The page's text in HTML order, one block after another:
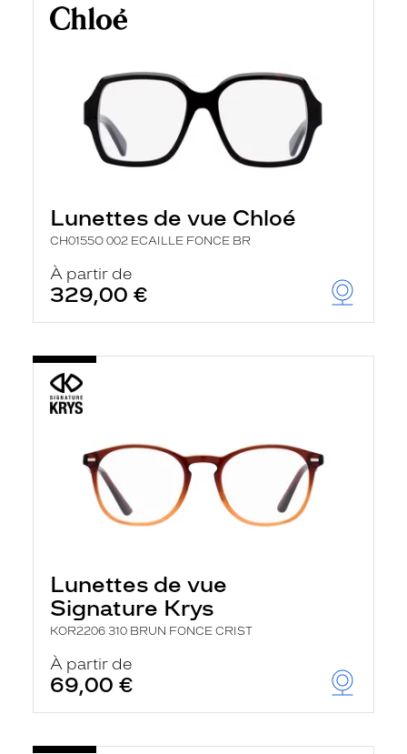
Lunettes de vue Chloé
CH0155O 002 ECAILLE FONCE BR
À partir de
329,00 €
Lunettes de vue
Signature Krys
KOR2206 310 BRUN FONCE CRIST
À partir de
69,00 €